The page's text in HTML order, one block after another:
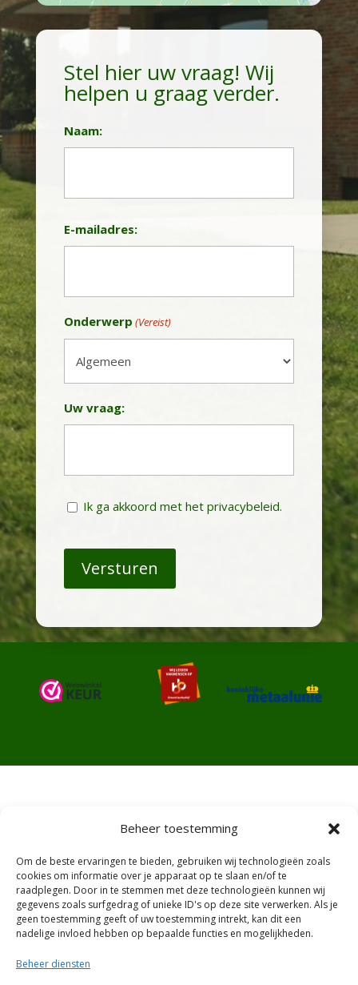
Beheer toestemming
Om de beste ervaringen te bieden, gebruiken wij technologieën zoals
cookies om informatie over je apparaat op te slaan en/of te
raadplegen. Door in te stemmen met deze technologieën kunnen wij
gegevens zoals surfgedrag of unieke ID's op deze site verwerken. Als je
geen toestemming geeft of uw toestemming intrekt, kan dit een
nadelige invloed hebben op bepaalde functies en mogelijkheden.
Beheer diensten
Stel hier uw vraag! Wij
helpen u graag verder.
Naam:
E-mailadres:
Onderwerp (Vereist)
Uw vraag:
Instemming
Ik ga akkoord met het privacybeleid.
Algemene voorwaarden
Ruilen en retourneren
Privacy and Policy